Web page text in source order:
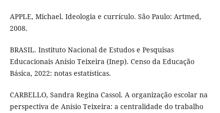
APPLE, Michael. Ideologia e currículo. São Paulo: Artmed,
2008.
BRASIL. Instituto Nacional de Estudos e Pesquisas
Educacionais Anísio Teixeira (Inep). Censo da Educação
Básica, 2022: notas estatísticas.
CARBELLO, Sandra Regina Cassol. A organização escolar na
perspectiva de Anísio Teixeira: a centralidade do trabalho